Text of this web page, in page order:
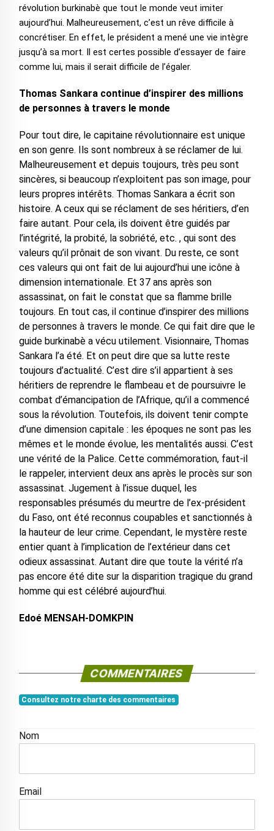
révolution burkinabè que tout le monde veut imiter
aujourd’hui. Malheureusement, c’est un rêve difficile à
concrétiser. En effet, le président a mené une vie intègre
jusqu’à sa mort. Il est certes possible d’essayer de faire
comme lui, mais il serait difficile de l’égaler.
Thomas Sankara continue d’inspirer des millions
de personnes à travers le monde
Pour tout dire, le capitaine révolutionnaire est unique
en son genre. Ils sont nombreux à se réclamer de lui.
Malheureusement et depuis toujours, très peu sont
sincères, si beaucoup n’exploitent pas son image, pour
leurs propres intérêts. Thomas Sankara a écrit son
histoire. A ceux qui se réclament de ses héritiers, d’en
faire autant. Pour cela, ils doivent être guidés par
l’intégrité, la probité, la sobriété, etc. , qui sont des
valeurs qu’il prônait de son vivant. Du reste, ce sont
ces valeurs qui ont fait de lui aujourd’hui une icône à
dimension internationale. Et 37 ans après son
assassinat, on fait le constat que sa flamme brille
toujours. En tout cas, il continue d’inspirer des millions
de personnes à travers le monde. Ce qui fait dire que le
guide burkinabè a vécu utilement. Visionnaire, Thomas
Sankara l’a été. Et on peut dire que sa lutte reste
toujours d’actualité. C’est dire s’il appartient à ses
héritiers de reprendre le flambeau et de poursuivre le
combat d’émancipation de l’Afrique, qu’il a commencé
sous la révolution. Toutefois, ils doivent tenir compte
d’une dimension capitale : les époques ne sont pas les
mêmes et le monde évolue, les mentalités aussi. C’est
une vérité de la Palice. Cette commémoration, faut-il
le rappeler, intervient deux ans après le procès sur son
assassinat. Jugement à l’issue duquel, les
responsables présumés du meurtre de l’ex-président
du Faso, ont été reconnus coupables et sanctionnés à
la hauteur de leur crime. Cependant, le mystère reste
entier quant à l’implication de l’extérieur dans cet
odieux assassinat. Autant dire que toute la vérité n’a
pas encore été dite sur la disparition tragique du grand
homme qui est célébré aujourd’hui.
Edoé MENSAH-DOMKPIN
COMMENTAIRES
Consultez notre charte des commentaires
Nom
Email